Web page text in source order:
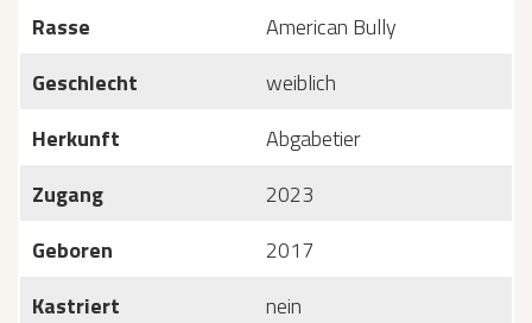
Rasse
American Bully
Geschlecht
weiblich
Herkunft
Abgabetier
Zugang
2023
Geboren
2017
Kastriert
nein